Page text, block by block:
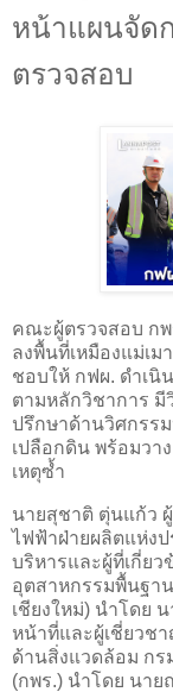
หน้าแผนจัด
ตรวจสอบ
คณะผู้ตรวจสอบ กพ
ลงพื้นที่เหมืองแม่เม
ชอบให้ กฟผ. ดำเนิ
ตามหลักวิชาการ มี
ปรึกษาด้านวิศกรร
เปลือกดิน พร้อมวา
เหตุซ้ำ
นายสุชาติ ตุ่นแก้ว
ไฟฟ้าฝ่ายผลิตแห่ง
บริหารและผู้ที่เกี่ย
อุตสาหกรรมพื้นฐาน
เชียงใหม่) นำโดย
หน้าที่และผู้เชี่ยวช
ด้านสิ่งแวดล้อม กร
(กพร.) นำโดย นาย